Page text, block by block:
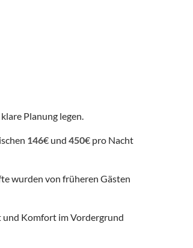
Planung legen.
146€ und 450€ pro Nacht
wurden von früheren Gästen
und Komfort im Vordergrund